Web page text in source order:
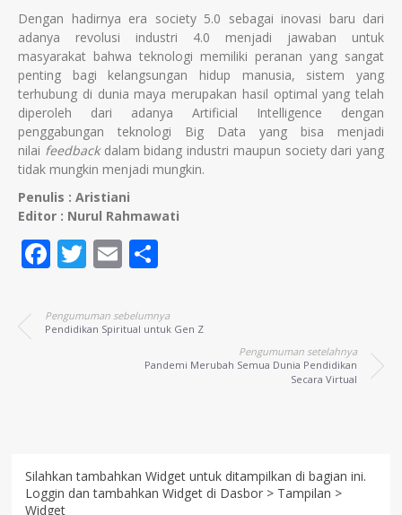
Dengan hadirnya era society 5.0 sebagai inovasi baru dari
adanya revolusi industri 4.0 menjadi jawaban untuk
masyarakat bahwa teknologi memiliki peranan yang sangat
penting bagi kelangsungan hidup manusia, sistem yang
terhubung di dunia maya merupakan hasil optimal yang telah
diperoleh dari adanya Artificial Intelligence dengan
penggabungan teknologi Big Data yang bisa menjadi
nilai feedbackdalam bidang industri maupun society dari yang
tidak mungkin menjadi mungkin.
Penulis : Aristiani
Editor : Nurul Rahmawati
Facebook
Twitter
Email
Pengumuman sebelumnya
Pendidikan Spiritual untuk Gen Z
Pengumuman setelahnya
Pandemi Merubah Semua Dunia Pendidikan
Secara Virtual
Silahkan tambahkan Widget untuk ditampilkan di bagian ini.
Loggin dan tambahkan Widget di Dasbor > Tampilan >
Widget